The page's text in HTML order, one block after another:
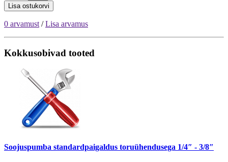
Lisa ostukorvi
0 arvamust /Lisa arvamus
Kokkusobivad tooted
Soojuspumba standardpaigaldus toruühendusega 1/4″ - 3/8″